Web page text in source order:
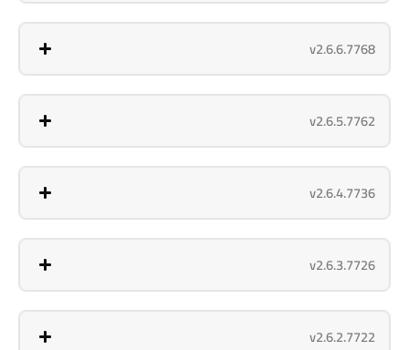
v2.6.6.7768
v2.6.5.7762
v2.6.4.7736
v2.6.3.7726
v2.6.2.7722